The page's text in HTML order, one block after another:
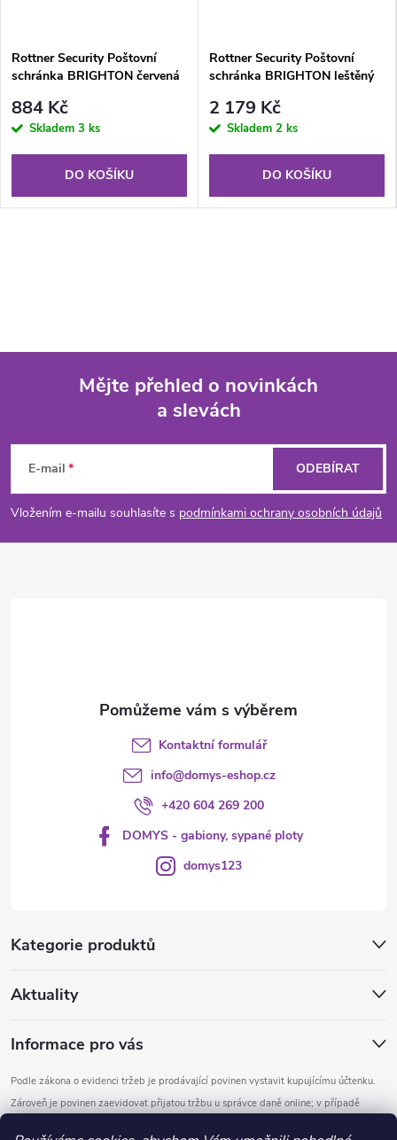
Rottner Security Poštovní
schránka BRIGHTON červená
884 Kč
Skladem 3 ks
DO KOŠÍKU
Rottner Security Poštovní
schránka BRIGHTON leštěný
2 179 Kč
Skladem 2 ks
DO KOŠÍKU
p
a
Mějte přehled o novinkách
a slevách
E-mail
Vložením e-mailu souhlasíte s podmínkami ochrany osobních údajů
ODEBÍRAT
Kategorie produktů
Aktuality
Informace pro vás
Podle zákona o evidenci tržeb je prodávající povinen vystavit kupujícímu účtenku.
Zároveň je povinen zaevidovat přijatou tržbu u správce daně online; v případě
Kontaktní formulář
info@domys-eshop.cz
+420 604 269 200
DOMYS - gabiony, sypané ploty
domys123